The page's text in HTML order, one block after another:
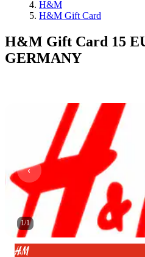
H&M
H&M Gift Card
H&M Gift Card 15
GERMANY
1/1